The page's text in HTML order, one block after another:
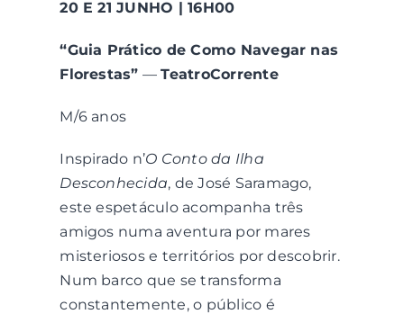
20 E 21 JUNHO | 16H00
“Guia Prático de Como Navegar nas
Florestas” —TeatroCorrente
M/6 anos
Inspirado n’O Conto da Ilha
Desconhecida, de José Saramago,
este espetáculo acompanha três
amigos numa aventura por mares
misteriosos e territórios por descobrir.
Num barco que se transforma
constantemente, o público é